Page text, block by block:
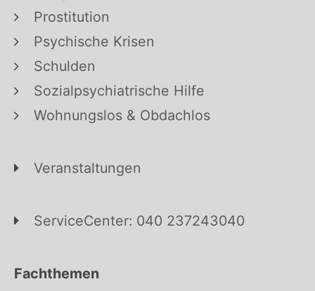
Prostitution
Psychische Krisen
Schulden
Sozialpsychiatrische Hilfe
Wohnungslos & Obdachlos
Veranstaltungen
ServiceCenter: 040 237243040
Fachthemen